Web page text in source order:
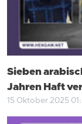
Sieben
Jahren Haft
15 Oktober 2025